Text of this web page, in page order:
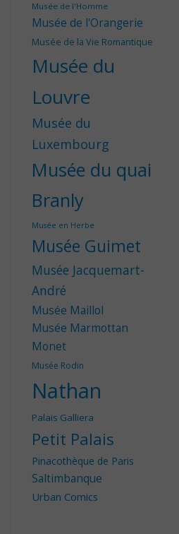
Musée de l'Homme
Musée de l'Orangerie
Musée de la Vie Romantique
Musée du
Louvre
Musée du
Luxembourg
Musée du quai
Branly
Musée en Herbe
Musée Guimet
Musée Jacquemart-
André
Musée Maillol
Musée Marmottan
Monet
Musée Rodin
Nathan
Palais Galliera
Petit Palais
Pinacothèque de Paris
Saltimbanque
Urban Comics